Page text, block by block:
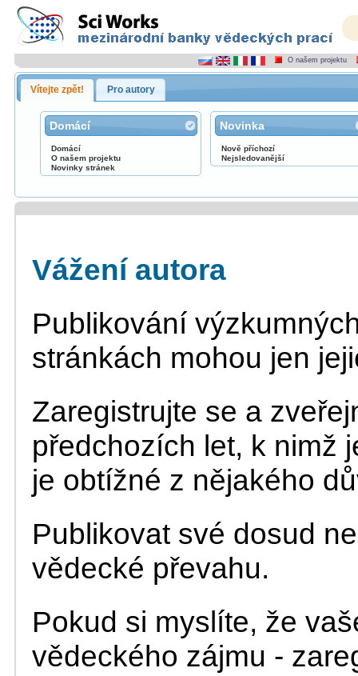
O našem projektu
Vítejte zpět! Pro autory
Domácí
Domácí
O našem projektu
Novinky stránek
Novinka
Nově příchozí
Nejsledovanější
Vážení autora
Publikování
stránkách mohou jen
Zaregistrujte se a
předchozích let, k nimž
je obtížné z nějakého
Publikovat své dosud
vědecké převahu.
Pokud si myslíte, že
vědeckého zájmu -